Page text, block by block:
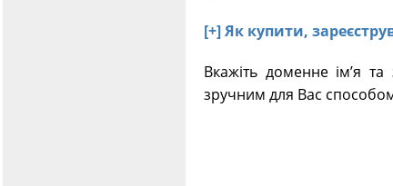
[+] Як купити,
Вкажіть доменне ім’я
зручним для Вас